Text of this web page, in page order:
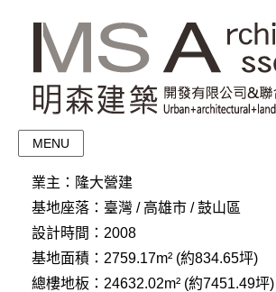
MENU
業主：隆大營建
基地座落：臺灣 / 高雄市 / 鼓山區
設計時間：2008
基地面積：2759.17m² (約834.65坪)
總樓地板：24632.02m² (約7451.49坪)